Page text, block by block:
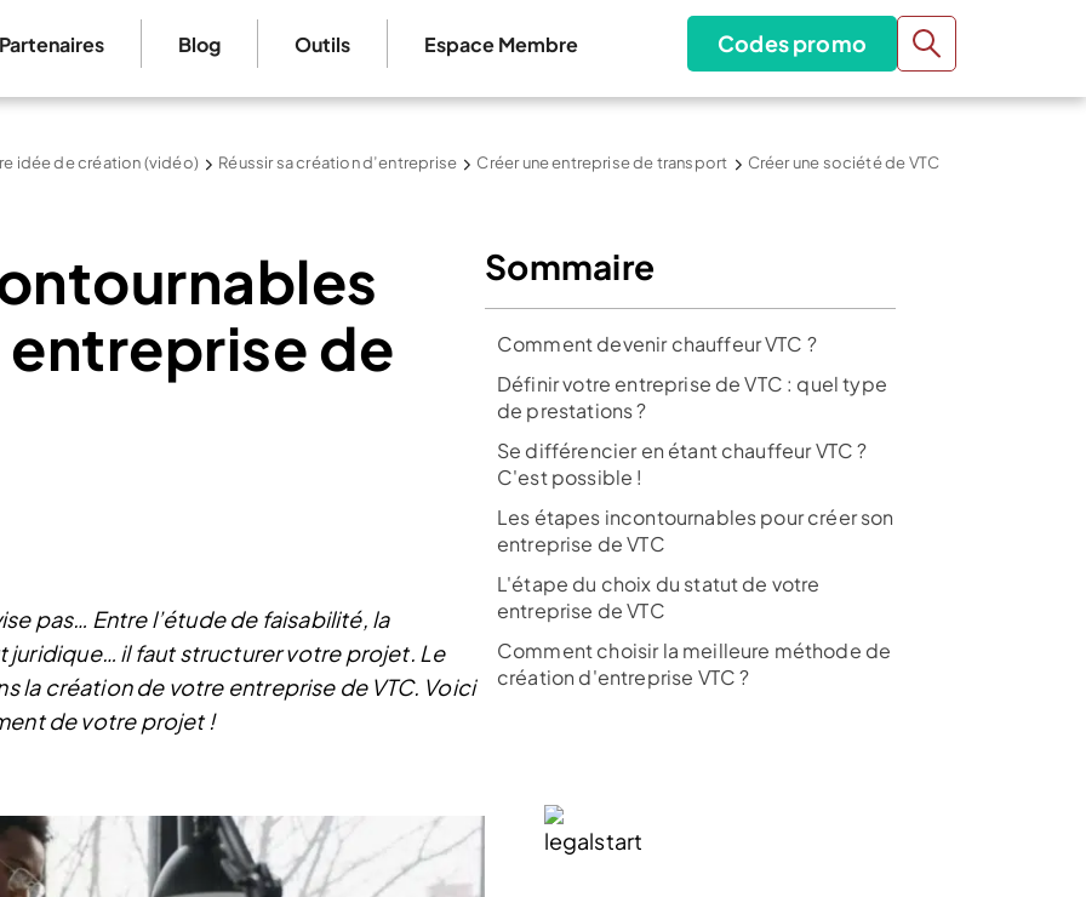
Partenaires Blog Outils Espace Membre Codes promo
idée de création (vidéo) Réussir sa création d’entreprise Créer une entreprise de transport
Créer une société de VTC
de
pas… Entre l’étude de faisabilité, la
il faut structurer votre projet. Le
la création de votre entreprise de VTC. Voici
de votre projet !
Sommaire
Comment devenir chauffeur VTC ?
Définir votre entreprise de VTC : quel type
de prestations ?
Se différencier en étant chauffeur VTC ?
C'est possible !
Les étapes incontournables pour créer son
entreprise de VTC
L'étape du choix du statut de votre
entreprise de VTC
Comment choisir la meilleure méthode de
création d'entreprise VTC ?